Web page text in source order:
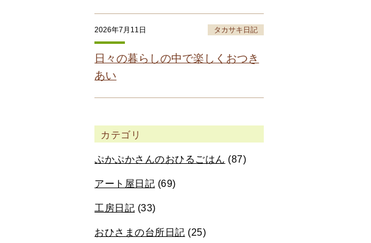
2026年7月11日 タカサキ日記
日々の暮らしの中で楽しくおつき
あい
カテゴリ
ぷかぷかさんのおひるごはん (87)
アート屋日記 (69)
工房日記 (33)
おひさまの台所日記 (25)